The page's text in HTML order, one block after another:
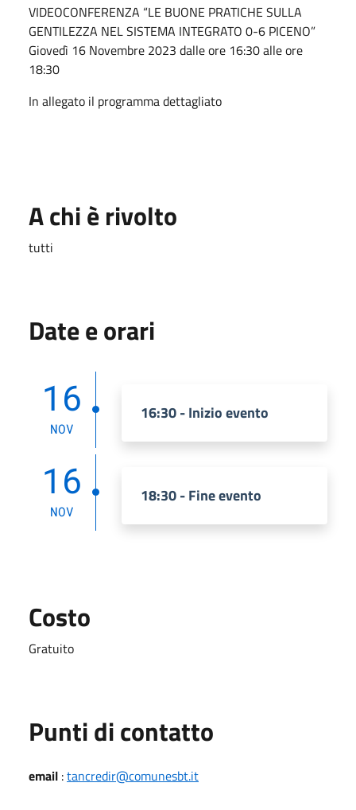
VIDEOCONFERENZA “LE BUONE PRATICHE SULLA
GENTILEZZA NEL SISTEMA INTEGRATO 0-6 PICENO”
Giovedì 16 Novembre 2023 dalle ore 16:30 alle ore
18:30
In allegato il programma dettagliato
A chi è rivolto
tutti
Date e orari
16
NOV
16:30 - Inizio evento
16
NOV
18:30 - Fine evento
Costo
Gratuito
Punti di contatto
email :tancredir@comunesbt.it